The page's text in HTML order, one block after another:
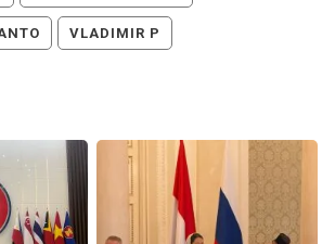
VLADIMIR P